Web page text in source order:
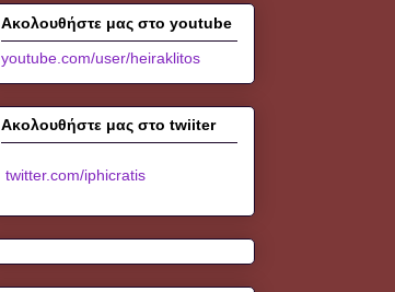
Ακολουθήστε μας στο youtube
youtube.com/user/heiraklitos
Ακολουθήστε μας στο twiiter
twitter.com/iphicratis